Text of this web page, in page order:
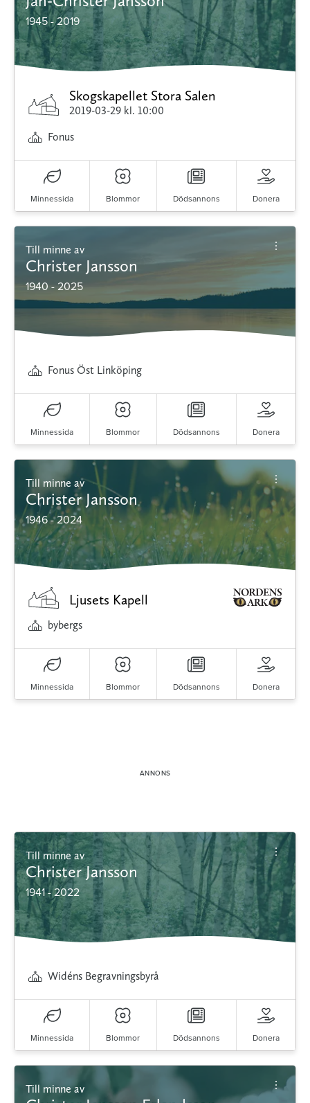
1945 - 2019
Skogskapellet Stora Salen
2019-03-29 kl. 10:00
Fonus
Minnessida Blommor Dödsannons Donera
Till minne av
Christer Jansson
1940 - 2025
Fonus Öst Linköping
Minnessida Blommor Dödsannons Donera
Till minne av
Christer Jansson
1946 - 2024
Ljusets Kapell
bybergs
Minnessida Blommor Dödsannons Donera
Till minne av
Christer Jansson
1941 - 2022
Widéns Begravningsbyrå
Minnessida Blommor Dödsannons Donera
Till minne av